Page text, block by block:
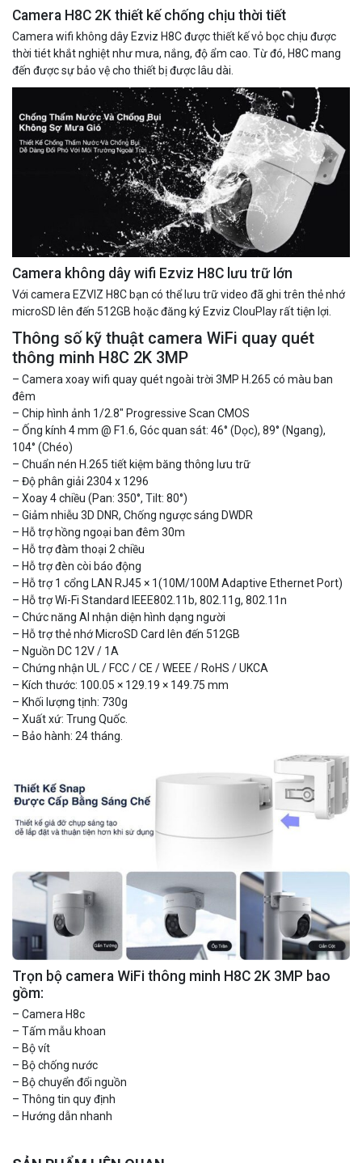
Camera H8C 2K thiết kế chống chịu thời tiết
Camera wifi không dây Ezviz H8C được thiết kế vỏ bọc chịu được
thời tiét khắt nghiệt như mưa, nắng, độ ẩm cao. Từ đó, H8C mang
đến được sự bảo vệ cho thiết bị được lâu dài.
Camera không dây wifi Ezviz H8C lưu trữ lớn
Với camera EZVIZ H8C bạn có thể lưu trữ video đã ghi trên thẻ nhớ
microSD lên đến 512GB hoặc đăng ký Ezviz ClouPlay rất tiện lợi.
Thông số kỹ thuật camera WiFi quay quét
thông minh H8C 2K 3MP
– Camera xoay wifi quay quét ngoài trời 3MP H.265 có màu ban
đêm
– Chip hình ảnh 1/2.8″ Progressive Scan CMOS
– Ống kính 4 mm @ F1.6, Góc quan sát: 46° (Dọc), 89° (Ngang),
104° (Chéo)
– Chuẩn nén H.265 tiết kiệm băng thông lưu trữ
– Độ phân giải 2304 x 1296
– Xoay 4 chiều (Pan: 350°, Tilt: 80°)
– Giảm nhiễu 3D DNR, Chống ngược sáng DWDR
– Hỗ trợ hồng ngoại ban đêm 30m
– Hỗ trợ đàm thoại 2 chiều
– Hỗ trợ đèn còi báo động
– Hỗ trợ 1 cổng LAN RJ45 × 1(10M/100M Adaptive Ethernet Port)
– Hỗ trợ Wi-Fi Standard IEEE802.11b, 802.11g, 802.11n
– Chức năng AI nhận diện hình dạng người
– Hỗ trợ thẻ nhớ MicroSD Card lên đến 512GB
– Nguồn DC 12V / 1A
– Chứng nhận UL / FCC / CE / WEEE / RoHS / UKCA
– Kích thước: 100.05 × 129.19 × 149.75 mm
– Khối lượng tịnh: 730g
– Xuất xứ: Trung Quốc.
– Bảo hành: 24 tháng.
Trọn bộ camera WiFi thông minh H8C 2K 3MP bao
gồm:
– Camera H8c
– Tấm mẫu khoan
– Bộ vít
– Bộ chống nước
– Bộ chuyển đổi nguồn
– Thông tin quy định
– Hướng dẫn nhanh
Camera Wifi thông minh EZVIZ H6c Pro 3M 2K Tặng thẻ 64G
560.000 đ
MUA NGAY
Camera WiFi quay quét thông minh 2MP EZVIZ H8C
909.000 đ
MUA NGAY
Camera WiFi EZVIZ H8C 2K 4MP tích hợp Ai thông minh
1.939.000 đ 1.080.000 đ
MUA NGAY
Camera WiFi quay quét ngoài trời EZVIZ H8 Pro 3K
Camera tích hợp đầu báo nhiệt 2MP Hikfire HF-VH 221
1.679.000 đ